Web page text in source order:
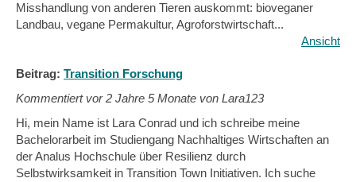
Misshandlung von anderen Tieren auskommt: bioveganer
Landbau, vegane Permakultur, Agroforstwirtschaft...
Ansicht
Beitrag: Transition Forschung
Kommentiert vor2 Jahre 5 Monate von Lara123
Hi, mein Name ist Lara Conrad und ich schreibe meine
Bachelorarbeit im Studiengang Nachhaltiges Wirtschaften an
der Analus Hochschule über Resilienz durch
Selbstwirksamkeit in Transition Town Initiativen. Ich suche